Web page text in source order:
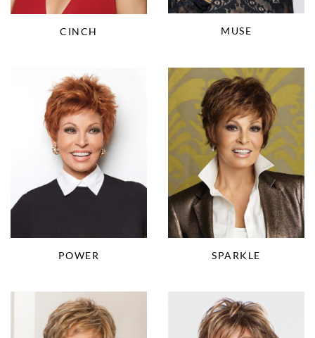
CINCH MUSE
POWER SPARKLE